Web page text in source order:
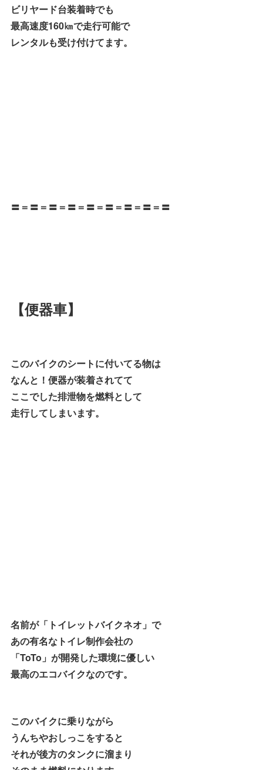
ビリヤード台装着時でも
最高速度160㎞で走行可能で
レンタルも受け付けてます。
〓＝〓＝〓＝〓＝〓＝〓＝〓＝〓＝〓
【便器車】
このバイクのシートに付いてる物は
なんと！便器が装着されてて
ここでした排泄物を燃料として
走行してしまいます。
名前が「トイレットバイクネオ」で
あの有名なトイレ制作会社の
「ToTo」が開発した環境に優しい
最高のエコバイクなのです。
このバイクに乗りながら
うんちやおしっこをすると
それが後方のタンクに溜まり